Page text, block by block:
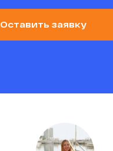
Оставить заявку